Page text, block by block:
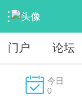
门户 论坛
今日
0